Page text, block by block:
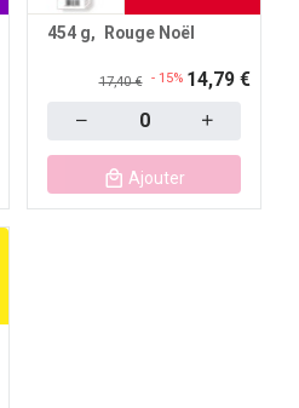
454 g Rouge Noël
17,40 € - 15% 14,79 €
Ajouter